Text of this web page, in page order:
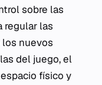
sobre las
regular las
nuevos
del juego, el
físico y